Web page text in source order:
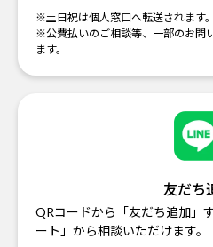
※土日祝は個人窓口へ転送されます。
※公費払いのご相談等、一部のお問
ます。
友だち
QRコードから「友だち追加」
ート」から相談いただけます。